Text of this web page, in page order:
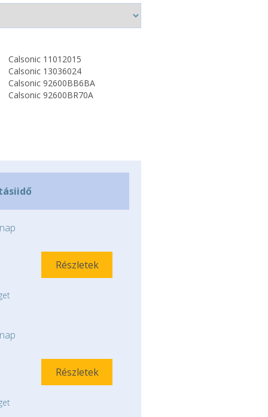
Calsonic 11012015
Calsonic 13036024
Calsonic 92600BB6BA
Calsonic 92600BR70A
Részletek
Részletek